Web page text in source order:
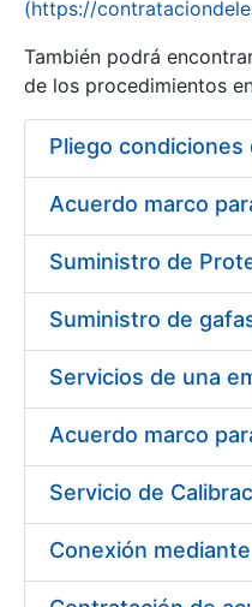
(https://
También podrá
de los procedimientos